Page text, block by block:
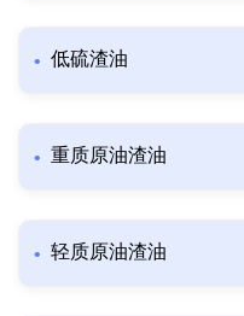
低硫渣油
重质原油渣油
轻质原油渣油